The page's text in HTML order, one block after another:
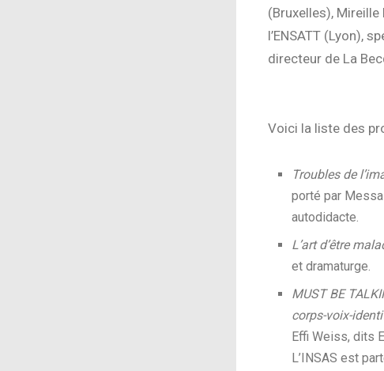
(Bruxelles),
l’ENSATT (Lyon),
directeur de La
Voici la liste des
Troubles de
porté par
autodidacte.
L’art d’être
et dramaturge.
MUST BE
corps-voix-
Effi Weiss, dits
L’INSAS est